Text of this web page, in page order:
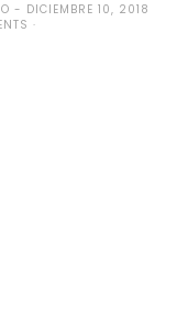
DICIEMBRE 10, 2018